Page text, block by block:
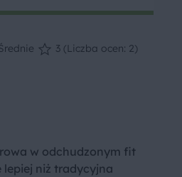
3 (Liczba ocen: 2)
w odchudzonym fit
lepiej niż tradycyjna